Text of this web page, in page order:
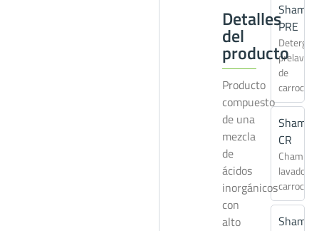
PRE
prelavado
de
CR
Champú
lavado de
Detalles
del
producto
Producto
compuesto
de una
mezcla
de
ácidos
inorgánicos
con
alto